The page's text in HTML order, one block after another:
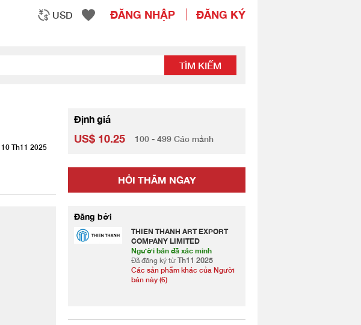
USD ĐĂNG NHẬP ĐĂNG KÝ
TÌM KIẾM
10 Th11 2025
Định giá
US$ 10.25 100 - 499 Các mảnh
HỎI THĂM NGAY
Đăng bởi
THIEN THANH ART EXPORT
COMPANY LIMITED
Người bán đã xác minh
Đã đăng ký từ Th11 2025
Các sản phẩm khác của Người
bán này (6)